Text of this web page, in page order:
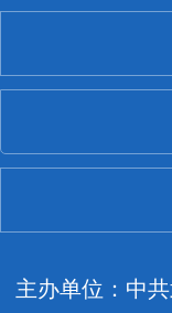
主办单位：中